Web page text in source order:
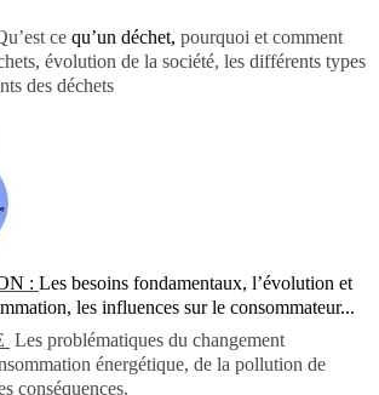
ce qu’un déchet, pourquoi et comment
évolution de la société, les différents types
des déchets
: Les besoins fondamentaux, l’évolution et
les influences sur le consommateur...
Les problématiques du changement
énergétique, de la pollution de
conséquences.